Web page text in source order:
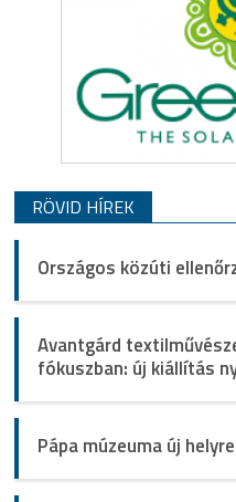
RÖVID HÍREK
Országos közúti
Avantgárd
fókuszban: új kiállítás
Pápa múzeuma új